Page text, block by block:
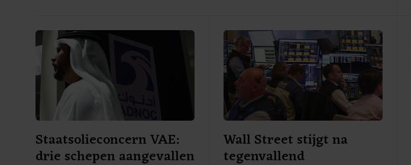
Staatsolieconcern VAE:
drie schepen aangevallen
Wall Street stijgt na
tegenvallend